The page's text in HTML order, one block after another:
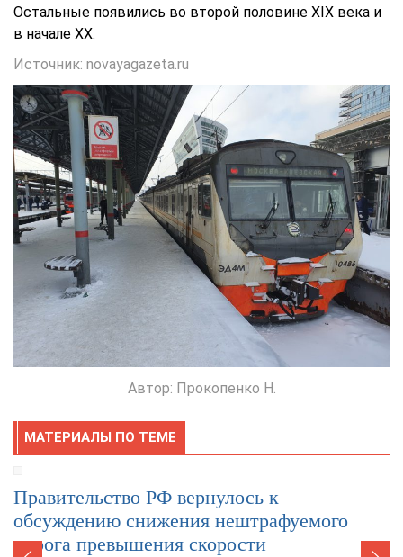
Остальные появились во второй половине XIX века и
в начале XX.
Источник: novayagazeta.ru
Автор: Прокопенко Н.
МАТЕРИАЛЫ ПО ТЕМЕ
Правительство РФ вернулось к
обсуждению снижения нештрафуемого
порога превышения скорости